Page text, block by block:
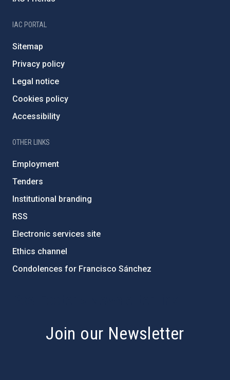
IAC PORTAL
Sitemap
Privacy policy
Legal notice
Cookies policy
Accessibility
OTHER LINKS
Employment
Tenders
Institutional branding
RSS
Electronic services site
Ethics channel
Condolences for Francisco Sánchez
Join our Newsletter